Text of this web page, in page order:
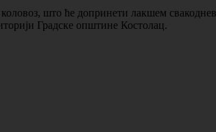
што ће допринети лакшем
Градске општине Костолац.